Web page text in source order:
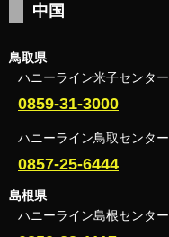
中国
鳥取県
ハニーライン米子センター
0859-31-3000
ハニーライン鳥取センター
0857-25-6444
島根県
ハニーライン島根センター